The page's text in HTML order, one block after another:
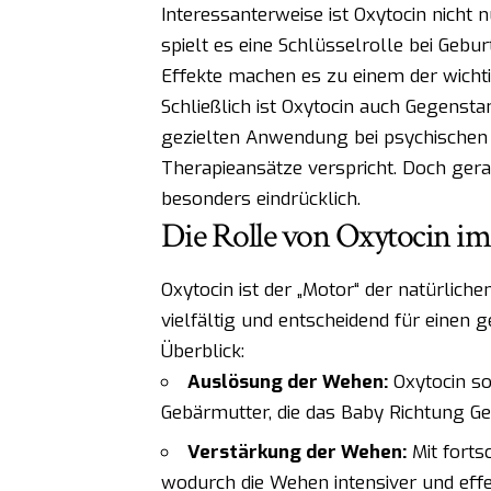
Interessanterweise ist Oxytocin nicht
spielt es eine Schlüsselrolle bei
Effekte machen es zu einem der
Schließlich ist Oxytocin auch
gezielten Anwendung bei
Therapieansätze verspricht. Doch
besonders eindrücklich.
Die Rolle von Oxytocin
Oxytocin ist der „Motor“ der
vielfältig und entscheidend für einen
Überblick:
Auslösung der Wehen:Oxytocin
Gebärmutter, die das Baby Richtung
Verstärkung der Wehen:Mit
wodurch die Wehen intensiver und